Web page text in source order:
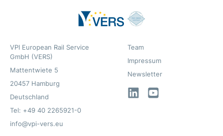
VPI European Rail Service
GmbH (VERS)
Mattentwiete 5
20457 Hamburg
Deutschland
Tel: +49 40 2265921-0
info@vpi-vers.eu
Team
Impressum
Newsletter
LinkedInYouTube